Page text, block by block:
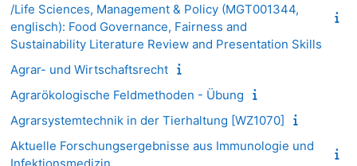
/Life Sciences, Management & Policy (MGT001344,
englisch): Food Governance, Fairness and
Sustainability Literature Review and Presentation Skills
Agrar- und Wirtschaftsrecht
Agrarökologische Feldmethoden - Übung
Agrarsystemtechnik in der Tierhaltung [WZ1070]
Aktuelle Forschungsergebnisse aus Immunologie und
Infektionsmedizin